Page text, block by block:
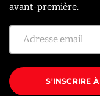
avant-première.
S'INSCRIRE